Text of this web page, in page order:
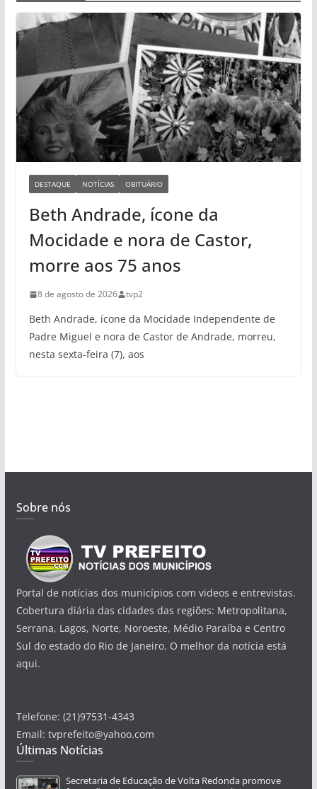
DESTAQUE NOTÍCIAS OBITUÁRIO
Beth Andrade, ícone da
Mocidade e nora de Castor,
morre aos 75 anos
8 de agosto de 2026 tvp2
Beth Andrade, ícone da Mocidade Independente de
Padre Miguel e nora de Castor de Andrade, morreu,
nesta sexta-feira (7), aos
Sobre nós
Portal de notícias dos municípios com videos e entrevistas.
Cobertura diária das cidades das regiões: Metropolitana,
Serrana, Lagos, Norte, Noroeste, Médio Paraíba e Centro
Sul do estado do Rio de Janeiro. O melhor da notícia está
aqui.
Telefone: (21)97531-4343
Email: tvprefeito@yahoo.com
Últimas Notícias
Secretaria de Educação de Volta Redonda promove